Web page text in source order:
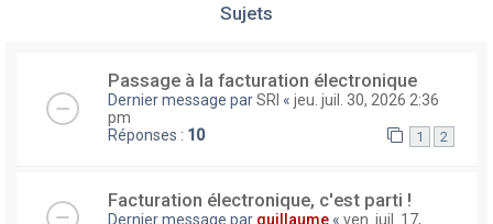
Sujets
Passage à la facturation électronique
Dernier message parSRI « jeu. juil. 30, 2026 2:36
pm
Réponses : 10 1 2
Facturation électronique, c'est parti !
Dernier message par guillaume « ven. juil. 17,